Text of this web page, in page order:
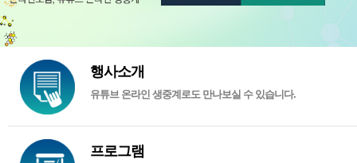
행사소개
유튜브 온라인 생중계로도 만나보실 수 있습니다.
프로그램